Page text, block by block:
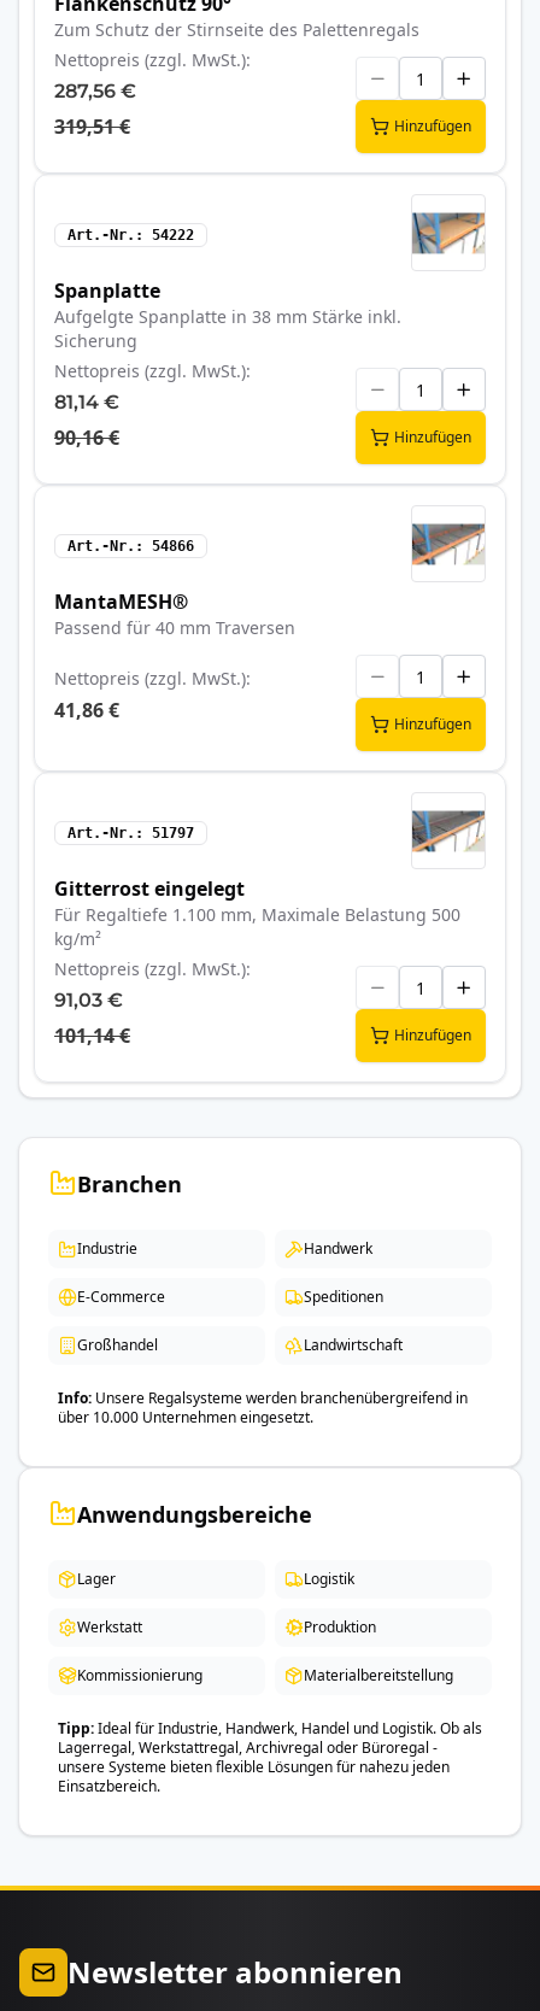
Zum Schutz der Stirnseite des Palettenregals
Nettopreis (zzgl. MwSt.)
287,56 €
319,51 € Hinzufügen
Art.-Nr. 54222
Spanplatte
Aufgelgte Spanplatte in 38 mm Stärke inkl.
Sicherung
Nettopreis (zzgl. MwSt.)
81,14 €
90,16 € Hinzufügen
Art.-Nr. 54866
MantaMESH®
Passend für 40 mm Traversen
Nettopreis (zzgl. MwSt.)
41,86 €
Hinzufügen
Art.-Nr. 51797
Gitterrost eingelegt
Für Regaltiefe 1.100 mm, Maximale Belastung 500
kg/m²
Nettopreis (zzgl. MwSt.)
91,03 €
101,14 € Hinzufügen
Branchen
Industrie Handwerk
E-Commerce Speditionen
Großhandel Landwirtschaft
Info Unsere Regalsysteme werden branchenübergreifend in
über 10.000 Unternehmen eingesetzt.
Anwendungsbereiche
Lager Logistik
Werkstatt Produktion
Kommissionierung Materialbereitstellung
Tipp Ideal für Industrie, Handwerk, Handel und Logistik. Ob als
Lagerregal, Werkstattregal, Archivregal oder Büroregal -
unsere Systeme bieten flexible Lösungen für nahezu jeden
Einsatzbereich.
Newsletter abonnieren